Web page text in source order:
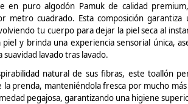
en puro algodón Pamukde calidad
metro cuadrado. Esta composición
tu cuerpo para dejar la piel seca al
y brinda una experiencia sensorial única,
lavado tras lavado.
natural de sus fibras, este toallón
la prenda, manteniéndola fresca por mucho
pegajosa, garantizando una higiene